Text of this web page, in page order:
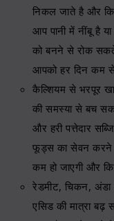
निकल जाते है और
आप पानी में नींबू है
को बनने से रोक
आपको हर दिन कम से
कैल्शियम से भरपूर
की समस्या से बच
और हरी पत्तेदार
फूड्स का सेवन करने
कम हो जाएगी और
रेडमीट, चिकन,
एसिड की मात्रा बढ़